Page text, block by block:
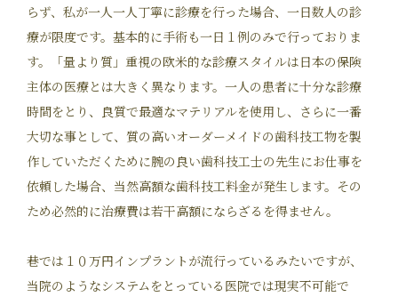
らず、私が一人一人丁寧に診療を行った場合、一日数人の診
療が限度です。基本的に手術も一日１例のみで行っておりま
す。「量より質」重視の欧米的な診療スタイルは日本の保険
主体の医療とは大きく異なります。一人の患者に十分な診療
時間をとり、良質で最適なマテリアルを使用し、さらに一番
大切な事として、質の高いオーダーメイドの歯科技工物を製
作していただくために腕の良い歯科技工士の先生にお仕事を
依頼した場合、当然高額な歯科技工料金が発生します。その
ため必然的に治療費は若干高額にならざるを得ません。
巷では１０万円インプラントが流行っているみたいですが、
当院のようなシステムをとっている医院では現実不可能で